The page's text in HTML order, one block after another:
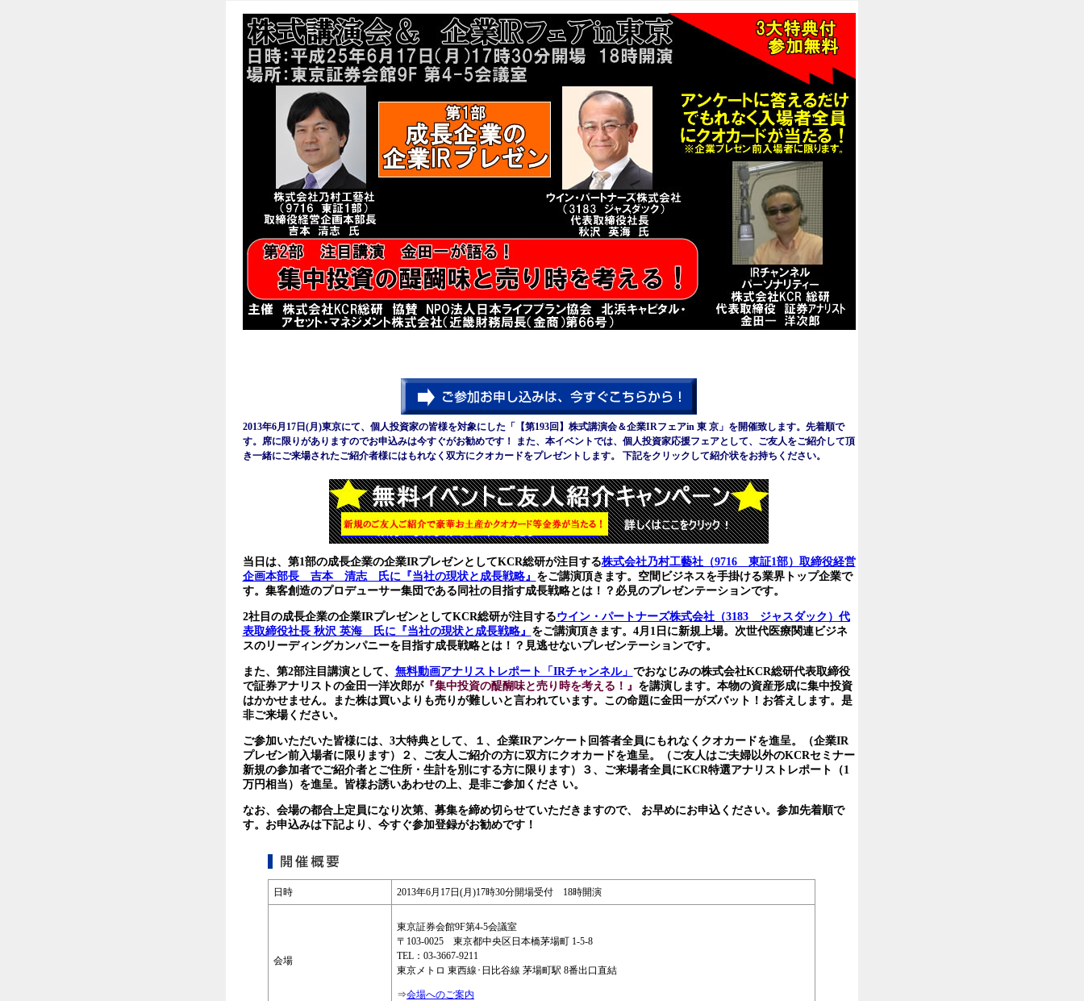
2013年6月17日(月)東京にて、個人投資家の皆様を対象にした「【第193回】 株式講演会＆企業IRフェアin 東 京」を開催致します。先着順で
す。席に限りがありますのでお申込みは今すぐがお勧めです！
また、本イベントでは、個人投資家応援フェアとして、ご友人をご紹介して頂
き一緒にご来場されたご紹介者様にはもれなく双方にクオカードをプレゼントします。 下記をクリックして紹介状をお持ちください。
当日は、第1部の成長企業の企業IRプレゼンとしてKCR総研が注目する株式会社乃村工藝社（9716 東証1部）取締役経営
企画本部長 吉本 清志 氏に『当社の現状と成長戦略』 をご講演頂きます。空間ビジネスを手掛ける業界トップ企業で
す。集客創造のプロデューサー集団である同社の目指す成長戦略とは！？必見のプレゼンテーションです。
2社目の成長企業の企業IRプレゼンとしてKCR総研が注目するウイン・パートナーズ株式会社（3183 ジャスダック）代
表取締役社長 秋沢 英海 氏に『当社の現状と成長戦略』 をご講演頂きます。4月1日に新規上場。次世代医療関連ビジネ
スのリーディングカンパニーを目指す成長戦略とは！？見逃せないプレゼンテーションです。
また、第2部注目講演として、 無料動画アナリストレポート「IRチャンネル」 でおなじみの株式会社KCR総研代表取締役
で証券アナリストの金田一洋次郎が『集中投資の醍醐味と売り時を考える！』 を講演します。本物の資産形成に集中投資
はかかせません。また株は買いよりも売りが難しいと言われています。この命題に金田一がズバット！お答えします。 是
非ご来場ください。
ご参加いただいた皆様には、3大特典として、１、企業IRアンケート回答者全員にもれなくクオカードを進呈。（企業IR
プレゼン前入場者に限ります）２、ご友人ご紹介の方に双方にクオカードを進呈。（ご友人はご夫婦以外のKCRセミナー
新規の参加者でご紹介者とご住所・生計を別にする方に限ります）３、ご来場者全員にKCR特選アナリストレポート（1
万円相当）を進呈。皆様お誘いあわせの上、是非ご参加くださ い。
なお、会場の都合上定員になり次第、募集を締め切らせていただきますので、 お早めにお申込ください。参加先着順で
す。お申込みは下記より、今すぐ参加登録がお勧めです！
日時 2013年6月17日(月)17時30分開場受付 18時開演
会場
東京証券会館9F第4-5会議室
〒103-0025 東京都中央区日本橋茅場町 1-5-8
TEL：03-3667-9211
東京メトロ 東西線･日比谷線 茅場町駅 8番出口直結
⇒会場へのご案内